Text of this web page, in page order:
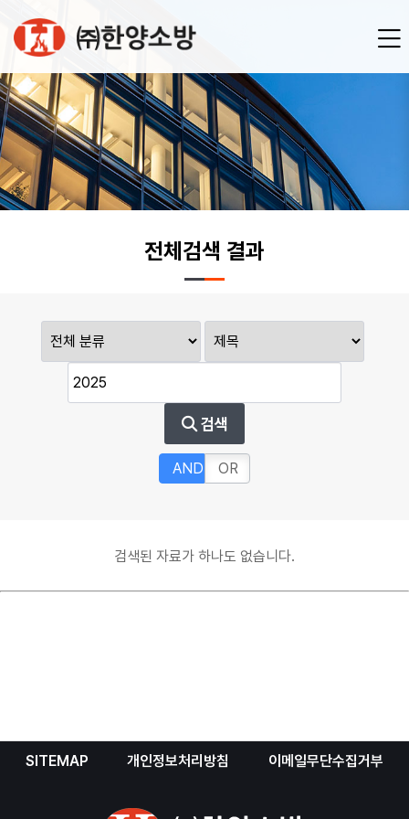
전체검색 결과
검색
AND OR
검색된 자료가 하나도 없습니다.
SITEMAP 개인정보처리방침 이메일무단수집거부